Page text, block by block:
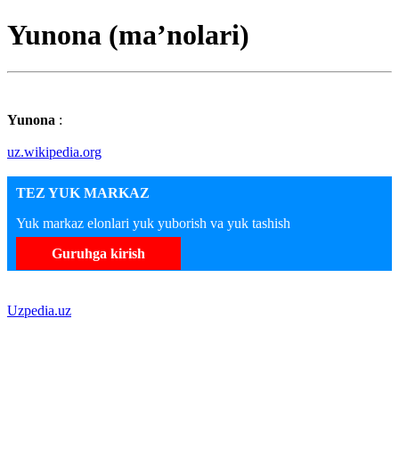
Yunona (maʼnolari)
Yunona :
uz.wikipedia.org
TEZ YUK MARKAZ
Yuk markaz elonlari yuk yuborish va yuk tashish
Guruhga kirish
Uzpedia.uz